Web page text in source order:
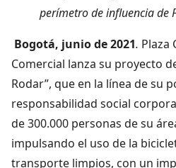
perímetro de influencia de
Bogotá, junio de 2021. Plaza
Comercial lanza su proyecto
Rodar”, que en la línea de su
responsabilidad social
de 300.000 personas de su
impulsando el uso de la
transporte limpios, con un